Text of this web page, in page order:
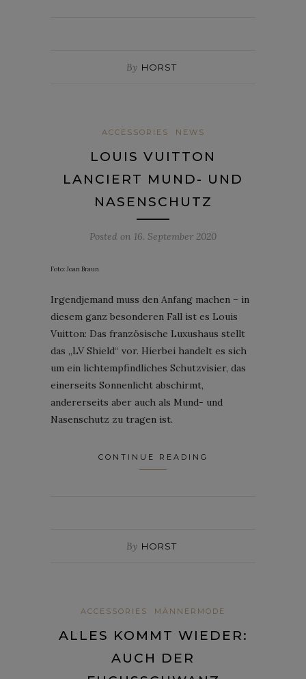
By HORST
ACCESSORIES NEWS
LOUIS VUITTON
LANCIERT MUND- UND
NASENSCHUTZ
Posted on 16. September 2020
Foto: Joan Braun
Irgendjemand muss den Anfang machen – in
diesem ganz besonderen Fall ist es Louis
Vuitton: Das französische Luxushaus stellt
das „LV Shield“ vor. Hierbei handelt es sich
um ein lichtempfindliches Schutzvisier, das
einerseits Sonnenlicht abschirmt,
andererseits aber auch als Mund- und
Nasenschutz zu tragen ist.
CONTINUE READING
By HORST
ACCESSORIES MÄNNERMODE
ALLES KOMMT WIEDER:
AUCH DER